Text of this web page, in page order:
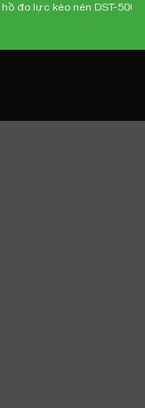
kéo nén DST-500N